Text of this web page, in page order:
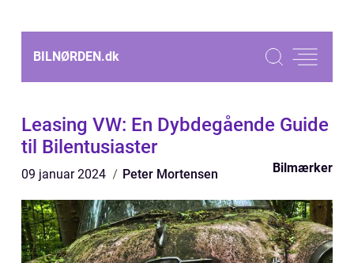
BILNØRDEN.dk
Leasing VW: En Dybdegående Guide
til Bilentusiaster
09 januar 2024 Peter Mortensen Bilmærker